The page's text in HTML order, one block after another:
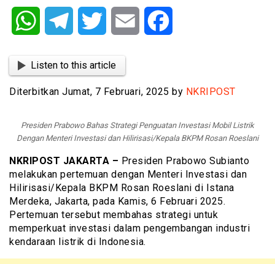
WhatsAppTelegram Twitter Email
Listen to this article
Diterbitkan Jumat, 7 Februari, 2025 by NKRIPOST
Presiden Prabowo Bahas Strategi Penguatan Investasi Mobil Listrik
Dengan Menteri Investasi dan Hilirisasi/Kepala BKPM Rosan Roeslani
NKRIPOST JAKARTA – Presiden Prabowo Subianto
melakukan pertemuan dengan Menteri Investasi dan
Hilirisasi/Kepala BKPM Rosan Roeslani di Istana
Merdeka, Jakarta, pada Kamis, 6 Februari 2025.
Pertemuan tersebut membahas strategi untuk
memperkuat investasi dalam pengembangan industri
kendaraan listrik di Indonesia.